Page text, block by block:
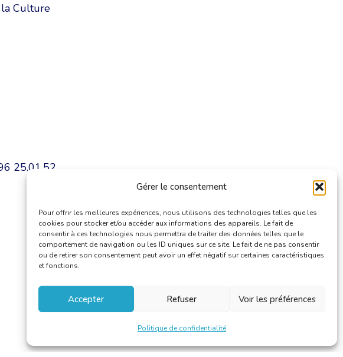
Gérer le consentement
Pour offrir les meilleures expériences, nous utilisons des technologies telles que les
cookies pour stocker et/ou accéder aux informations des appareils. Le fait de
consentir à ces technologies nous permettra de traiter des données telles que le
comportement de navigation ou les ID uniques sur ce site. Le fait de ne pas consentir
ou de retirer son consentement peut avoir un effet négatif sur certaines caractéristiques
et fonctions.
Accepter Refuser Voir les préférences
Politique de confidentialité
la Culture
25.01.52